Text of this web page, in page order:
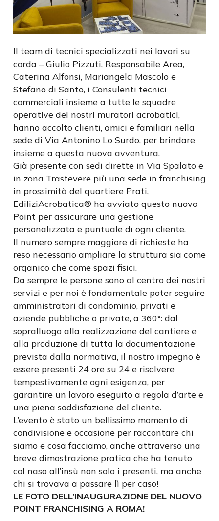
Il team di tecnici specializzati nei lavori su
corda – Giulio Pizzuti, Responsabile Area,
Caterina Alfonsi, Mariangela Mascolo e
Stefano di Santo, i Consulenti tecnici
commerciali insieme a tutte le squadre
operative dei nostri muratori acrobatici,
hanno accolto clienti, amici e familiari nella
sede di Via Antonino Lo Surdo, per brindare
insieme a questa nuova avventura.
Già presente con sedi dirette in Via Spalato e
in zona Trastevere più una sede in franchising
in prossimità del quartiere Prati,
EdiliziAcrobatica® ha avviato questo nuovo
Point per assicurare una gestione
personalizzata e puntuale di ogni cliente.
Il numero sempre maggiore di richieste ha
reso necessario ampliare la struttura sia come
organico che come spazi fisici.
Da sempre le persone sono al centro dei nostri
servizi e per noi è fondamentale poter seguire
amministratori di condominio, privati e
aziende pubbliche o private, a 360°: dal
sopralluogo alla realizzazione del cantiere e
alla produzione di tutta la documentazione
prevista dalla normativa, il nostro impegno è
essere presenti 24 ore su 24 e risolvere
tempestivamente ogni esigenza, per
garantire un lavoro eseguito a regola d’arte e
una piena soddisfazione del cliente.
L’evento è stato un bellissimo momento di
condivisione e occasione per raccontare chi
siamo e cosa facciamo, anche attraverso una
breve dimostrazione pratica che ha tenuto
col naso all’insù non solo i presenti, ma anche
chi si trovava a passare lì per caso!
LE FOTO DELL’INAUGURAZIONE DEL NUOVO
POINT FRANCHISING A ROMA!